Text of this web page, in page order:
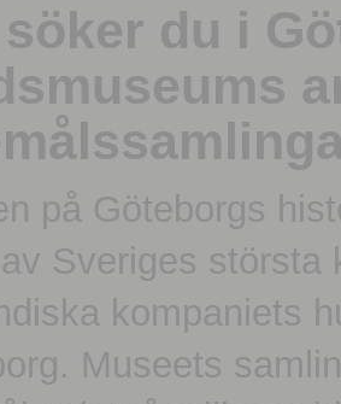
du i
på Göteborgs
Sveriges största
kompaniets
Museets